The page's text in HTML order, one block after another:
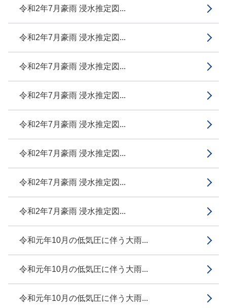
令和2年7月豪雨 浸水推定図...
令和2年7月豪雨 浸水推定図...
令和2年7月豪雨 浸水推定図...
令和2年7月豪雨 浸水推定図...
令和2年7月豪雨 浸水推定図...
令和2年7月豪雨 浸水推定図...
令和2年7月豪雨 浸水推定図...
令和2年7月豪雨 浸水推定図...
令和元年10月の低気圧に伴う大雨...
令和元年10月の低気圧に伴う大雨...
令和元年10月の低気圧に伴う大雨...